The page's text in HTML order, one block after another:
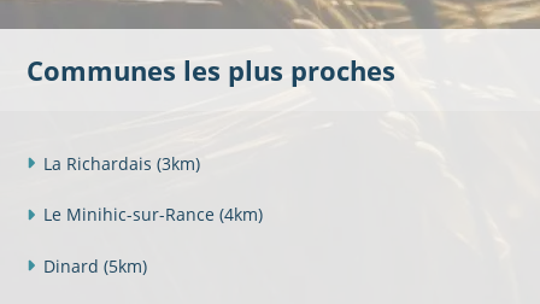
Communes les plus proches
La Richardais (3km)
Le Minihic-sur-Rance (4km)
Dinard (5km)